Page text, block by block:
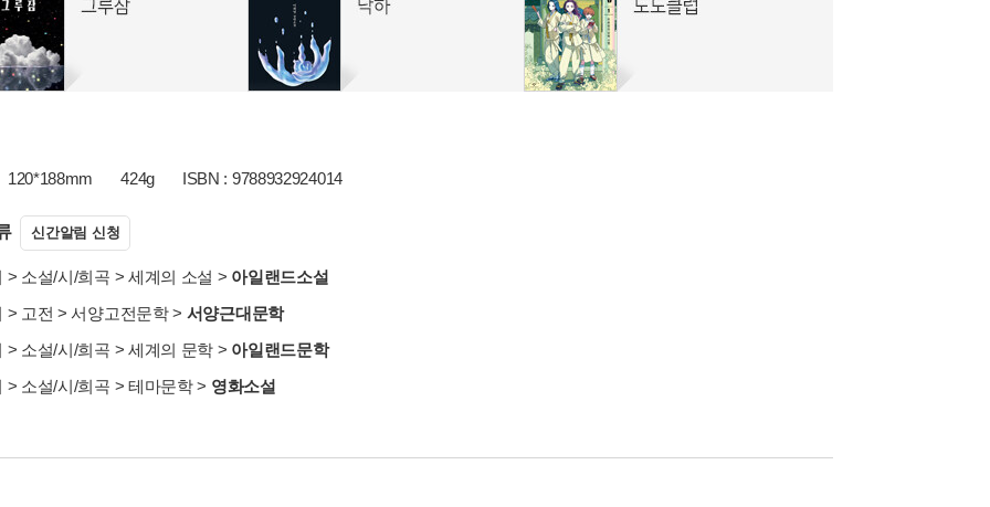
120*188mm 424g ISBN : 9788932924014
신간알림 신청
> 소설/시/희곡 > 세계의 소설 > 아일랜드소설
> 고전 >서양고전문학> 서양근대문학
> 소설/시/희곡 > 세계의 문학 > 아일랜드문학
> 소설/시/희곡 > 테마문학> 영화소설